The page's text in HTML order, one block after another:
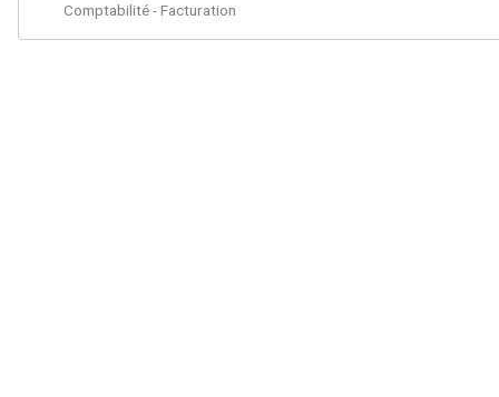
Comptabilité - Facturation